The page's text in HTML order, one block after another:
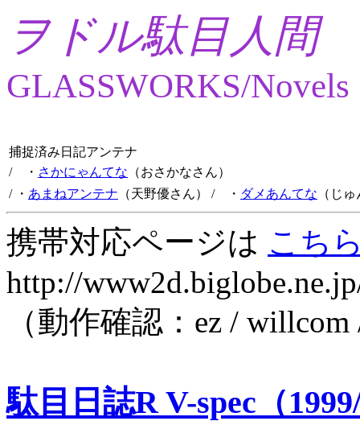
ヲドル駄目人間
GLASSWORKS/Novels
捕捉済み日記アンテナ
/ ・ さかにゃんてな （おさかなさん）
/ ・ あまねアンテナ （天野優さん） / ・ ダメあんてな （じ
携帯対応ページは こち
http://
（動作確認：ez /
駄目日誌R V-spec（